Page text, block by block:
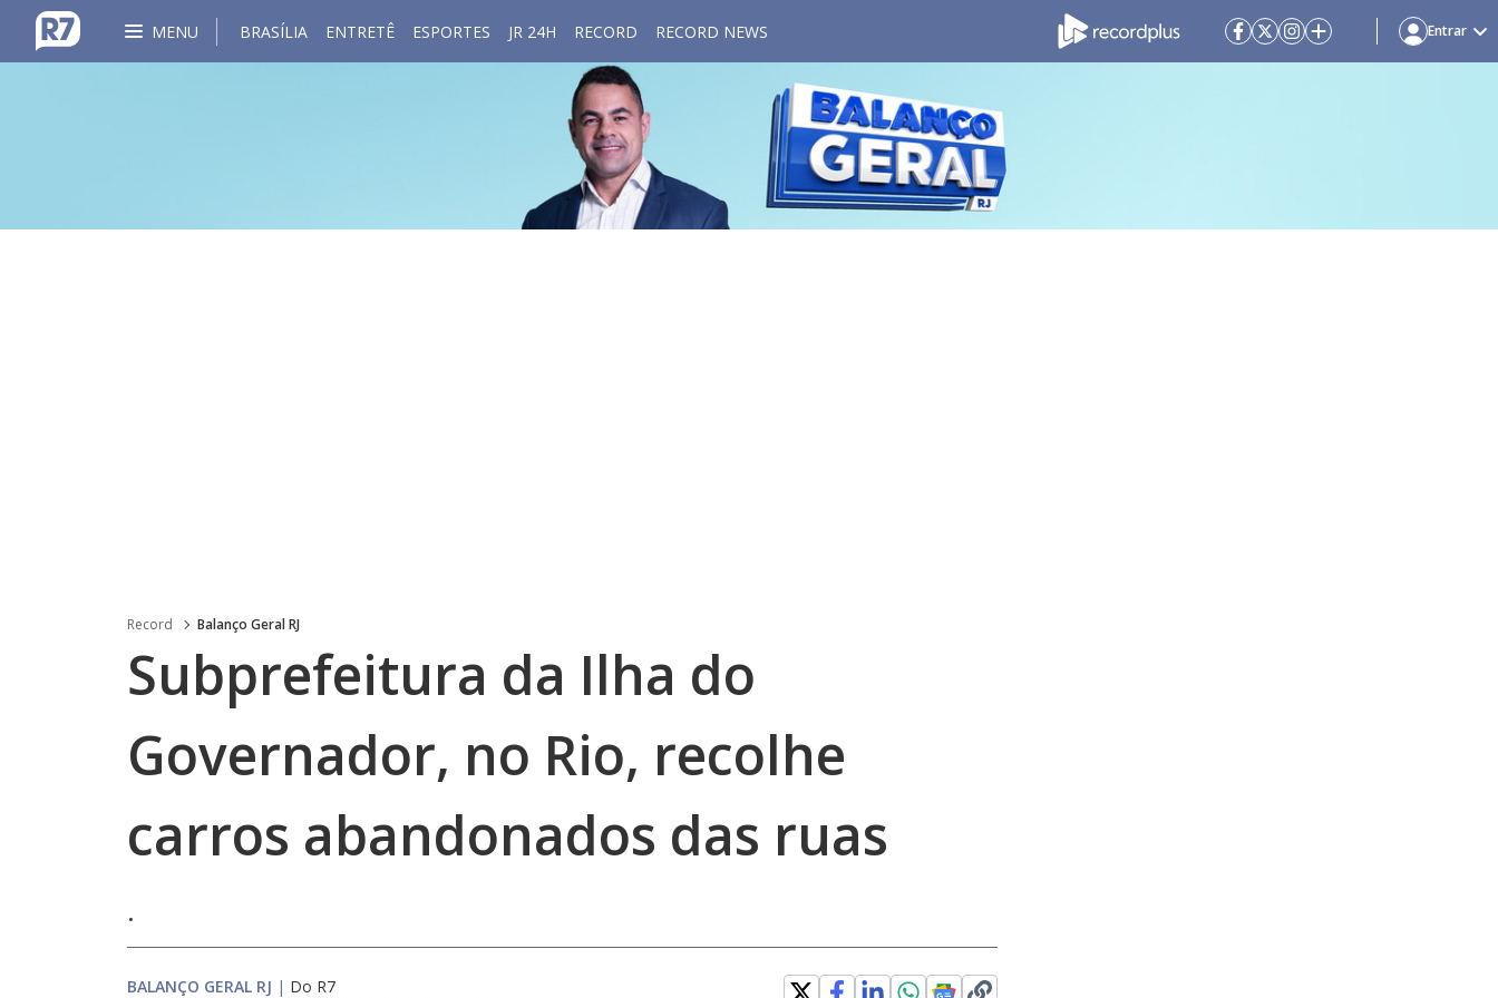
MENU BRASÍLIA ENTRETÊ ESPORTES JR 24H RECORD RECORD NEWS Entrar
Record Balanço Geral RJ
Subprefeitura da Ilha do
Governador, no Rio, recolhe
carros abandonados das ruas
.
BALANÇO GERAL RJ | Do R7